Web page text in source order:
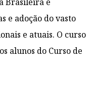
Brasileira e
e adoção do vasto
e atuais. O curso
alunos do Curso de